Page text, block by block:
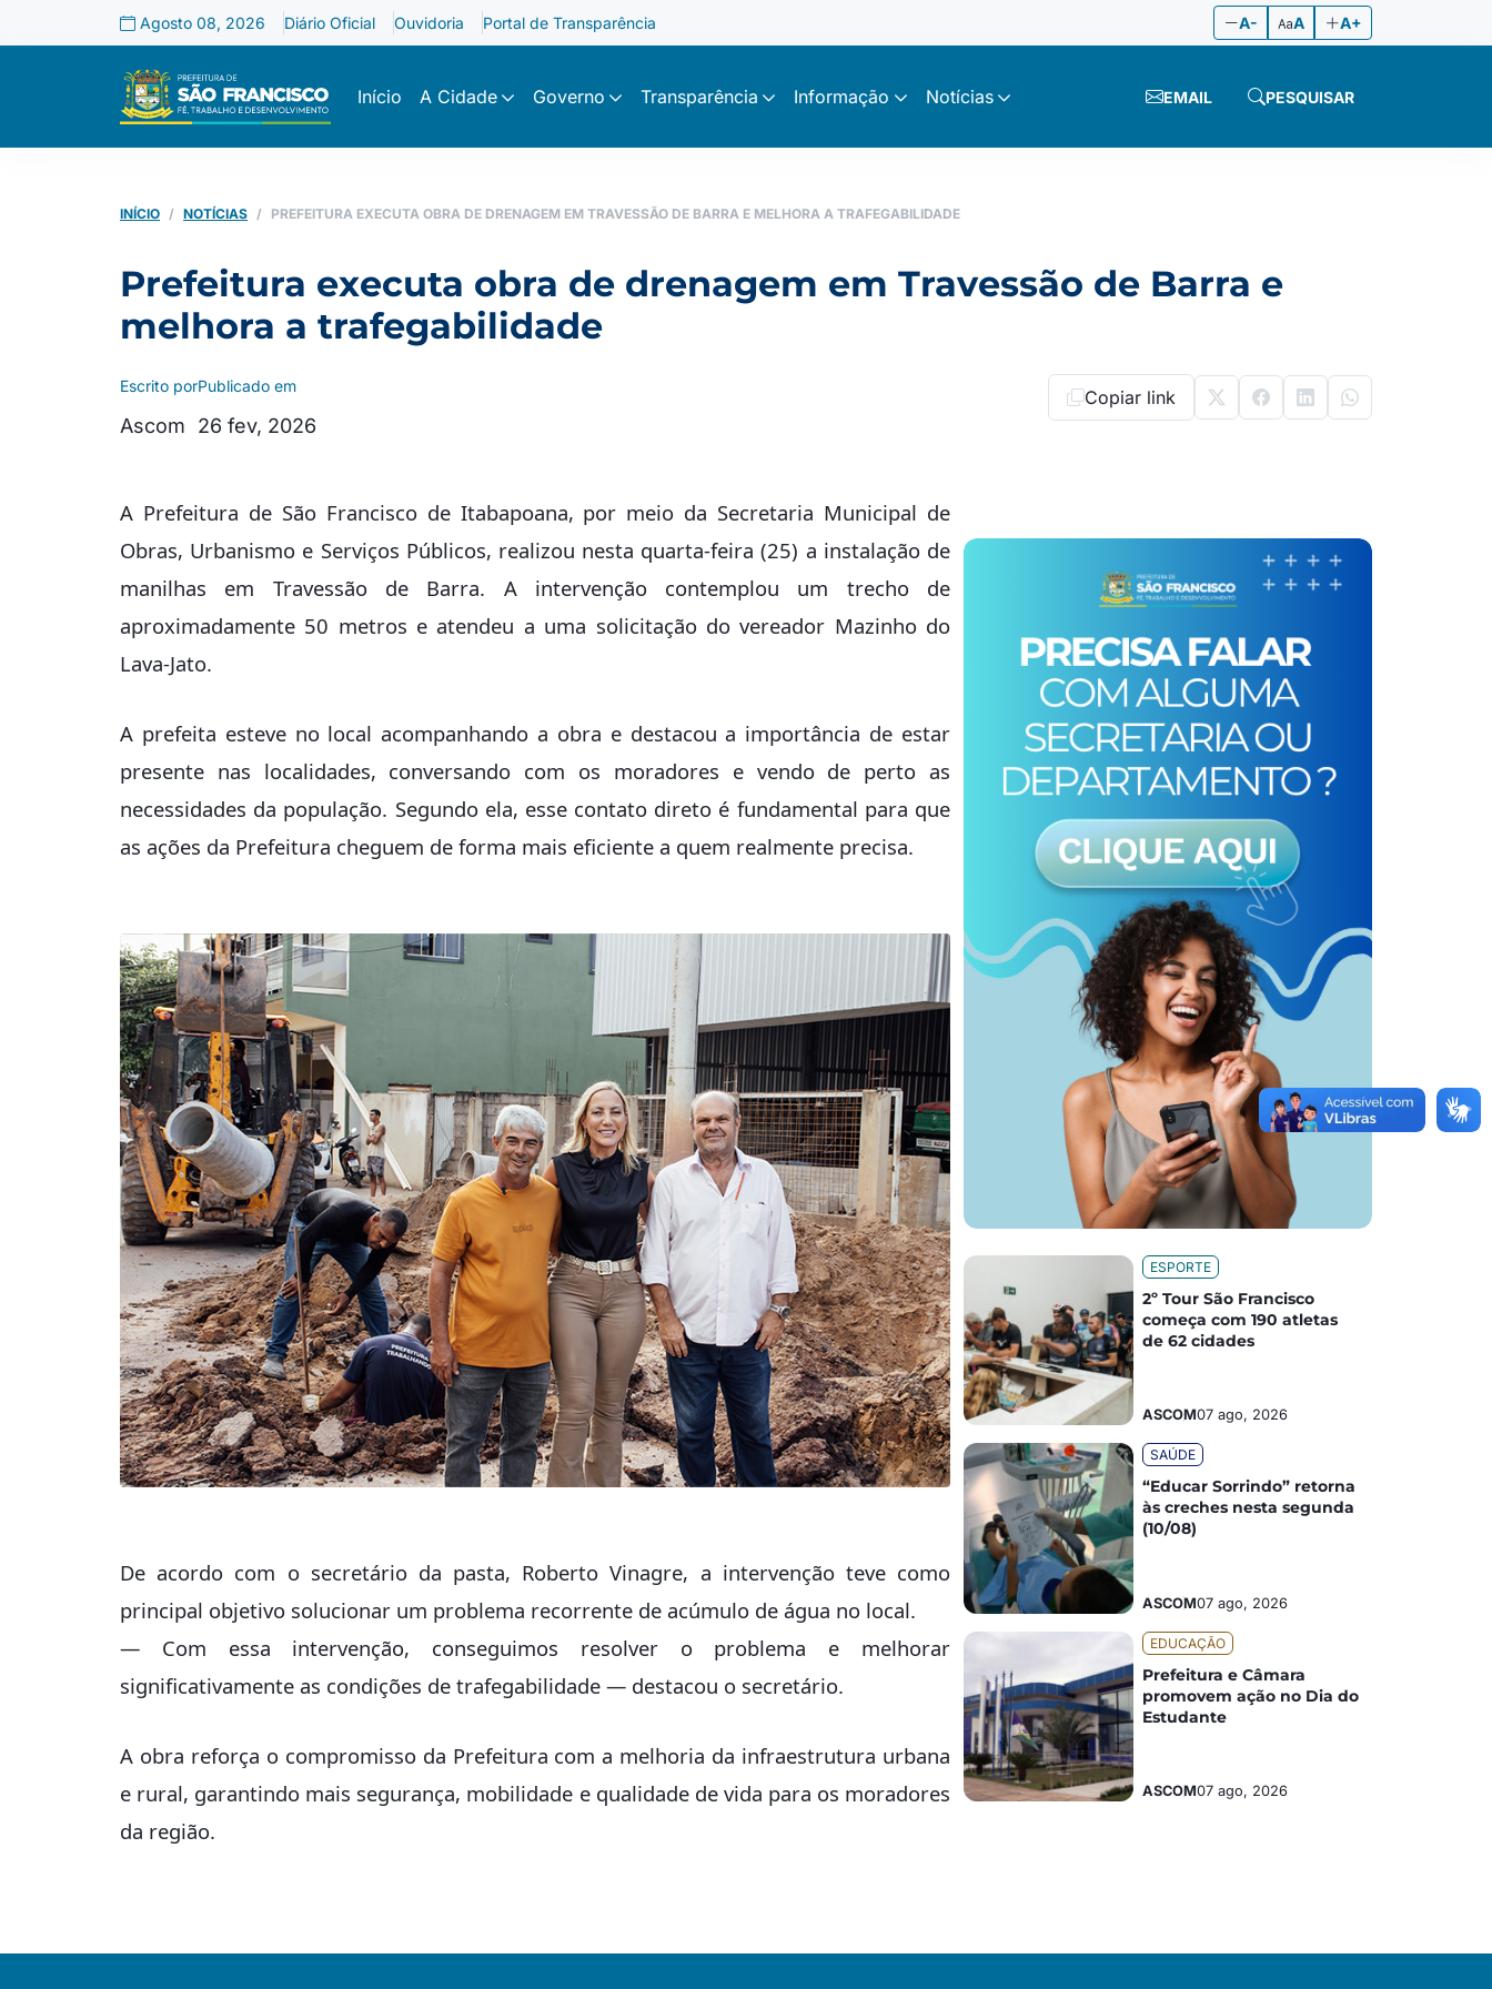
Agosto 08, 2026 Diário Oficial Ouvidoria Portal de Transparência A- A A+
Início A Cidade Governo Transparência Informação Notícias EMAIL PESQUISAR
INÍCIO NOTÍCIAS PREFEITURA EXECUTA OBRA DE DRENAGEM EM TRAVESSÃO DE BARRA E MELHORA A TRAFEGABILIDADE
Prefeitura executa obra de drenagem em Travessão de Barra e
melhora a trafegabilidade
Escrito por
Ascom
Publicado em
26 fev, 2026
Copiar link
A Prefeitura de São Francisco de Itabapoana, por meio da Secretaria Municipal de
Obras, Urbanismo e Serviços Públicos, realizou nesta quarta-feira (25) a instalação de
manilhas em Travessão de Barra. A intervenção contemplou um trecho de
aproximadamente 50 metros e atendeu a uma solicitação do vereador Mazinho do
Lava-Jato.
A prefeita esteve no local acompanhando a obra e destacou a importância de estar
presente nas localidades, conversando com os moradores e vendo de perto as
necessidades da população. Segundo ela, esse contato direto é fundamental para que
as ações da Prefeitura cheguem de forma mais eficiente a quem realmente precisa.
De acordo com o secretário da pasta, Roberto Vinagre, a intervenção teve como
principal objetivo solucionar um problema recorrente de acúmulo de água no local.
— Com essa intervenção, conseguimos resolver o problema e melhorar
significativamente as condições de trafegabilidade — destacou o secretário.
A obra reforça o compromisso da Prefeitura com a melhoria da infraestrutura urbana
e rural, garantindo mais segurança, mobilidade e qualidade de vida para os moradores
da região.
ESPORTE
2º Tour São Francisco
começa com 190 atletas
de 62 cidades
ASCOM07 ago, 2026
SAÚDE
“Educar Sorrindo” retorna
às creches nesta segunda
(10/08)
ASCOM07 ago, 2026
EDUCAÇÃO
Prefeitura e Câmara
promovem ação no Dia do
Estudante
ASCOM07 ago, 2026